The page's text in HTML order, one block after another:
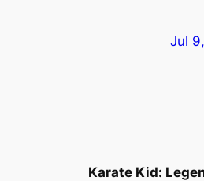
Jul
Karate Kid: